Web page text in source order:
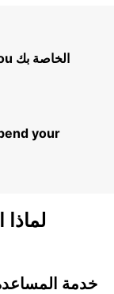
اكتشف مزايا Privilege For You الخاصة بك
your
خدمة المساعدة